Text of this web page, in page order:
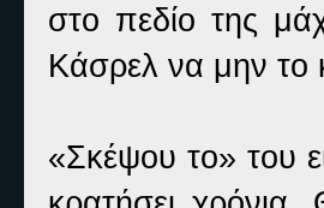
στο πεδίο της
Κάσρελ να μην το
«Σκέψου το» του